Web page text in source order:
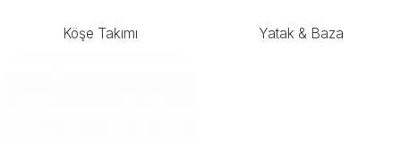
Köşe Takımı Yatak & Baza